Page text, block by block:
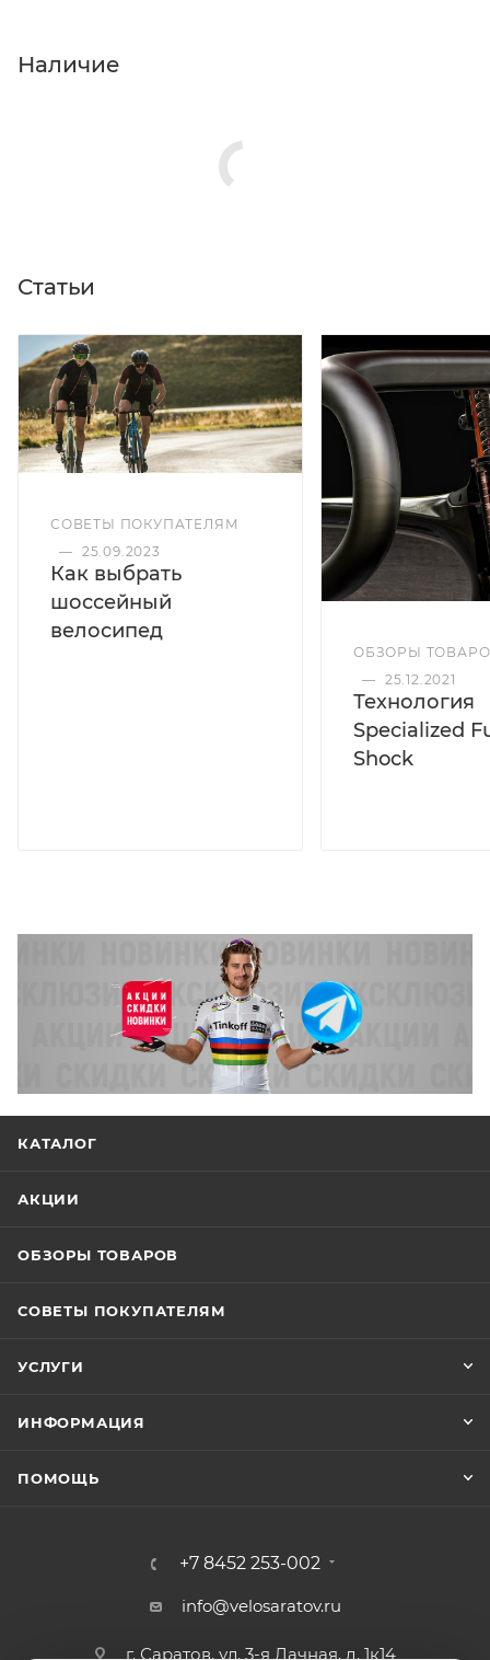
Нажмите кнопку «Оформить заказ».
Наличие
Статьи
СОВЕТЫ ПОКУПАТЕЛЯМ
— 25.09.2023
Как выбрать
шоссейный
велосипед
ОБЗОРЫ
— 25.12.2021
Технология
Specialized
Shock
КАТАЛОГ
АКЦИИ
ОБЗОРЫ ТОВАРОВ
СОВЕТЫ ПОКУПАТЕЛЯМ
УСЛУГИ
ИНФОРМАЦИЯ
ПОМОЩЬ
+7 8452 253-002
info@velosaratov.ru
г. Саратов, ул. 3-я Дачная, д. 1к14